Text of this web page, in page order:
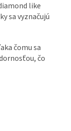
like
sa vyznačujú
čomu sa
čo